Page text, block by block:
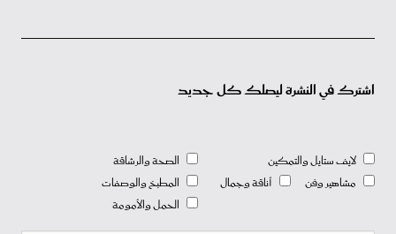
اشترك في النشرة ليصلك كل جديد
لايف ستايل والتمكين
مشاهير وفن
أناقة وجمال
الصحة والرشاقة
المطبخ والوصفات
الحمل والأمومة